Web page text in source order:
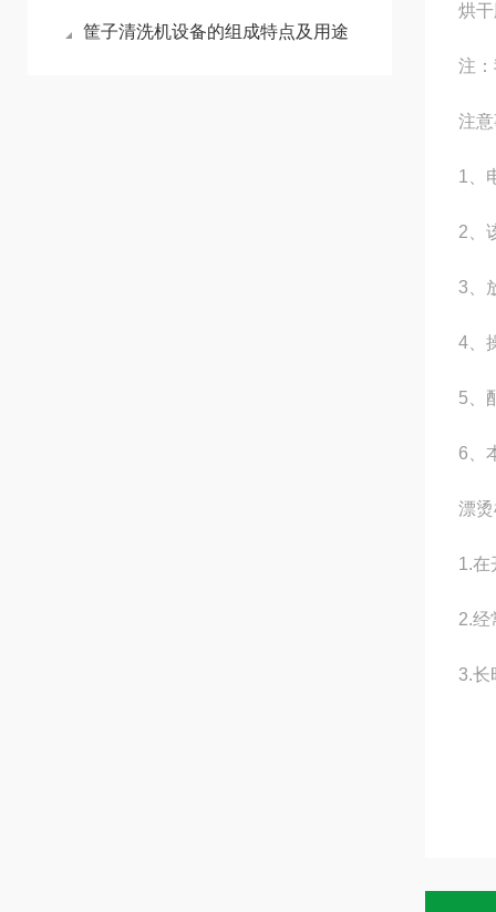
筐子清洗机设备的组成特点及用途
烘
注
注
1、
2、
3、
4、
5、
6、
漂
1.在
2.经
3.长